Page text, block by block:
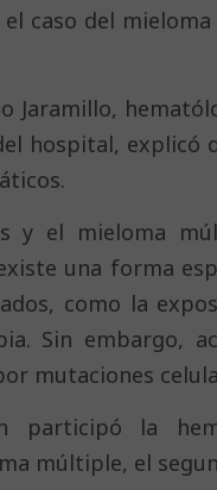
el caso del
Jaramillo,
hospital, explicó
y el mieloma
una forma
como la
Sin embargo,
mutaciones
participó la
múltiple, el